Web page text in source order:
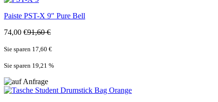
Paiste PST-X 9" Pure Bell
74,00 €91,60 €
Sie sparen 17,60 €
Sie sparen 19,21 %